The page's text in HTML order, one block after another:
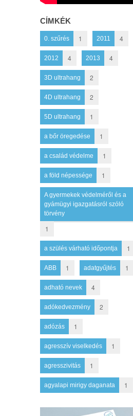
CÍMKÉK
0. szűrés 1 2011 4
2012 4 2013 4
3D ultrahang 2
4D ultrahang 2
5D ultrahang 1
a bőr öregedése 1
a család védelme 1
a föld népessége 1
A gyermekek védelméről és a
gyámügyi igazgatásról szóló
törvény
1
a szülés várható időpontja 1
ABB 1 adatgyűjtés 1
adható nevek 4
adókedvezmény 2
adózás 1
agresszív viselkedés 1
agresszivitás 1
agyalapi mirigy daganata 1